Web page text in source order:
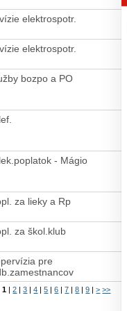
elektrospotr.
elektrospotr.
bozpo a PO
- Mágio
za lieky a Rp
za škol.klub
pre
1 |2 |3 |4 |5 |6 |7 |8 |9 |> >>